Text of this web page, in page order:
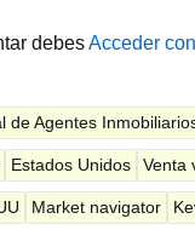
debesAcceder
de Agentes
Estados Unidos Venta
Market navigator